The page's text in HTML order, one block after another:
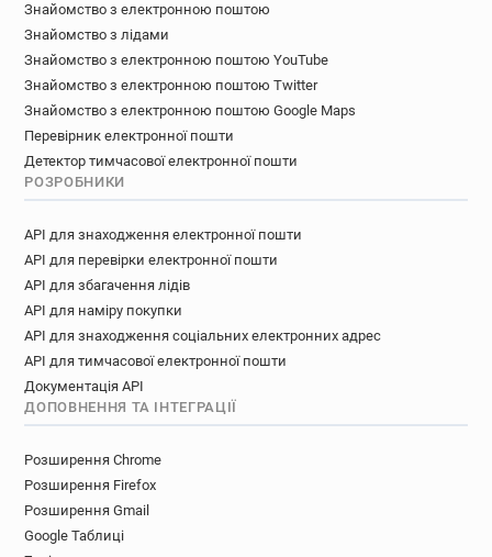
Знайомство з електронною поштою
Знайомство з лідами
Знайомство з електронною поштою YouTube
Знайомство з електронною поштою Twitter
Знайомство з електронною поштою Google Maps
Перевірник електронної пошти
Детектор тимчасової електронної пошти
РОЗРОБНИКИ
API для знаходження електронної пошти
API для перевірки електронної пошти
API для збагачення лідів
API для наміру покупки
API для знаходження соціальних електронних адрес
API для тимчасової електронної пошти
Документація API
ДОПОВНЕННЯ ТА ІНТЕГРАЦІЇ
Розширення Chrome
Розширення Firefox
Розширення Gmail
Google Таблиці